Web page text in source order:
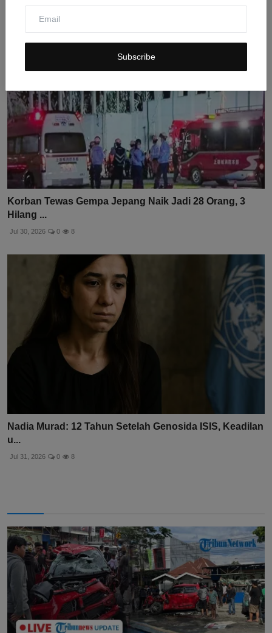
Subscribe
Jul 30, 2026 0 24
Korban Tewas Gempa Jepang Naik Jadi 28 Orang, 3
Hilang ...
Jul 30, 2026 0 8
Nadia Murad: 12 Tahun Setelah Genosida ISIS, Keadilan
u...
Jul 31, 2026 0 8